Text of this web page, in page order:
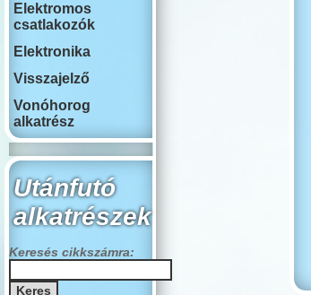
Elektromos
csatlakozók
Elektronika
Visszajelző
Vonóhorog
alkatrész
Utánfutó
alkatrészek
Keresés cikkszámra: